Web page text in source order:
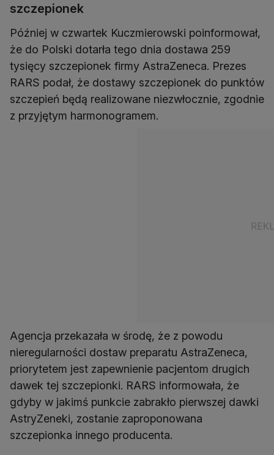
szczepionek
Później w czwartek Kuczmierowski poinformował,
że do Polski dotarła tego dnia dostawa 259
tysięcy szczepionek firmy AstraZeneca. Prezes
RARS podał, że dostawy szczepionek do punktów
szczepień będą realizowane niezwłocznie, zgodnie
z przyjętym harmonogramem.
Agencja przekazała w środę, że z powodu
nieregularności dostaw preparatu AstraZeneca,
priorytetem jest zapewnienie pacjentom drugich
dawek tej szczepionki. RARS informowała, że
gdyby w jakimś punkcie zabrakło pierwszej dawki
AstryZeneki, zostanie zaproponowana
szczepionka innego producenta.